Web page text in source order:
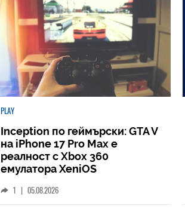
PLAY
Inception по геймърски: GTA V
на iPhone 17 Pro Max е
реалност с Xbox 360
емулатора XeniOS
1 | 05.08.2026